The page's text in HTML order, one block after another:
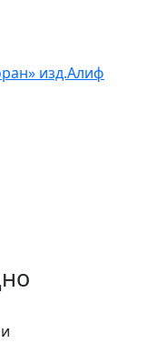
изд.Алиф